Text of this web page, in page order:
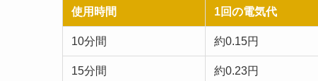
使用時間 1回の電気代
10分間 約0.15円
15分間 約0.23円